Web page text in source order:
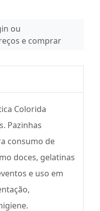
ou
e comprar
Colorida
Pazinhas
consumo de
doces, gelatinas
e uso em